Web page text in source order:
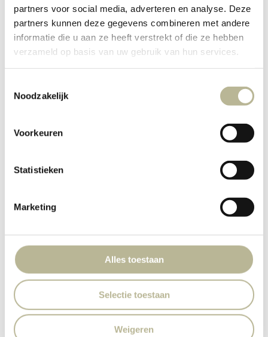
partners voor social media, adverteren en analyse. Deze
partners kunnen deze gegevens combineren met andere
informatie die u aan ze heeft verstrekt of die ze hebben
verzameld op basis van uw gebruik van hun services.
Noodzakelijk
Voorkeuren
Statistieken
Marketing
Alles toestaan
Selectie toestaan
Weigeren